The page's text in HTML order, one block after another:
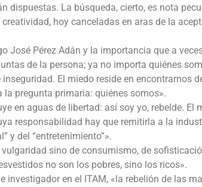
dispuestas. La búsqueda, cierto, es nota
hoy canceladas en aras de la
José Pérez Adán y la importancia que a
de la persona; ya no importa quiénes
El miedo reside en encontrarnos
pregunta primaria: quiénes somos».
en aguas de libertad: así soy yo, rebelde. El
responsabilidad hay que remitirla a la
y del “entretenimiento”».
vulgaridad sino de consumismo, de
no son los pobres, sino los ricos».
investigador en el ITAM, «la rebelión de las